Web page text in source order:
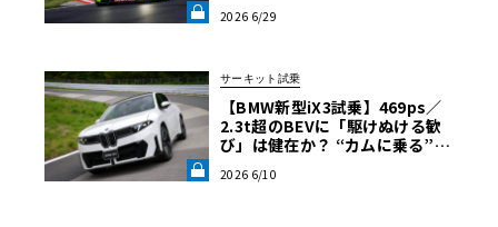
大地の車輪革命】第5回《LE VO
2026 6/29
サーキット試乗
【BMW新型iX3試乗】469ps／
2.3t超のBEVに「駆けぬける歓
び」は健在か？ “カムに乗る”官
NT LAB》
2026 6/10